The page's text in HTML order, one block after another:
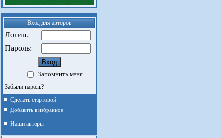
Вход для авторов
Логин:
Пароль:
Запомнить меня
Забыли пароль?
Сделать стартовой
Добавить в избранное
Наши авторы